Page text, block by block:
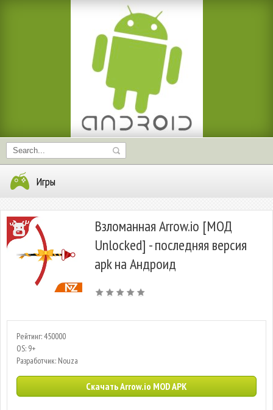
Игры
Взломанная Arrow.io [МОД
Unlocked] - последняя версия
apk на Андроид
Рейтинг: 450000
OS: 9+
Разработчик: Nouza
Скачать Arrow.io MOD APK